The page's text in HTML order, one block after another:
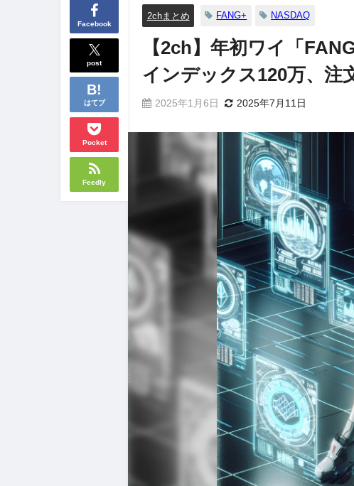
Facebook
post
はてブ
Pocket
Feedly
2chまとめ FANG+ NASDAQ
【2ch】年初ワイ「
インデックス120万、注
2025年1月6日 2025年7月11日